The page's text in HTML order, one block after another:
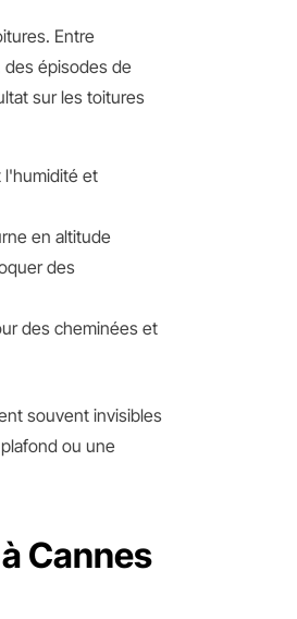
Entre
épisodes de
sur les toitures
l'humidité et
en altitude
des
des cheminées et
souvent invisibles
ou une
Cannes